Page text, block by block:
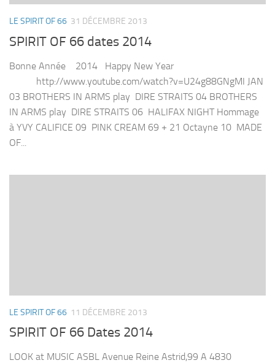
LE SPIRIT OF 66 31 DÉCEMBRE 2013
SPIRIT OF 66 dates 2014
Bonne Année 2014 Happy New Year
http://www.youtube.com/watch?v=U24g88GNgMI JAN
03 BROTHERS IN ARMS play DIRE STRAITS 04 BROTHERS
IN ARMS play DIRE STRAITS 06 HALIFAX NIGHT Hommage
à YVY CALIFICE 09 PINK CREAM 69 + 21 Octayne 10 MADE
OF...
LE SPIRIT OF 66 11 DÉCEMBRE 2013
SPIRIT OF 66 Dates 2014
LOOK at MUSIC ASBL Avenue Reine Astrid,99 A 4830